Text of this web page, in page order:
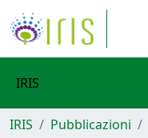
IRIS
IRIS Pubblicazioni